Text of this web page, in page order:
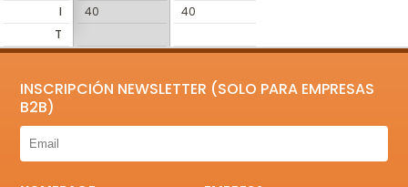
I
T
40
40
INSCRIPCIÓN NEWSLETTER (SOLO PARA EMPRESAS
B2B)